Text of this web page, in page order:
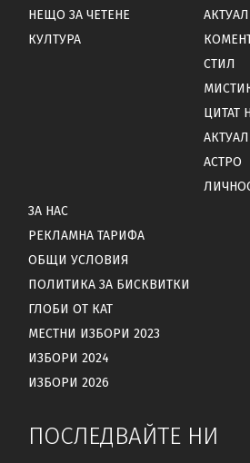
НЕЩО ЗА ЧЕТЕНЕ
КУЛТУРА
СТИЛ
ЦИТАТ
АСТРО
ЗА НАС
РЕКЛАМНА ТАРИФА
ОБЩИ УСЛОВИЯ
ПОЛИТИКА ЗА БИСКВИТКИ
ГЛОБИ ОТ КАТ
МЕСТНИ ИЗБОРИ 2023
ИЗБОРИ 2024
ИЗБОРИ 2026
ПОСЛЕДВАЙТЕ НИ